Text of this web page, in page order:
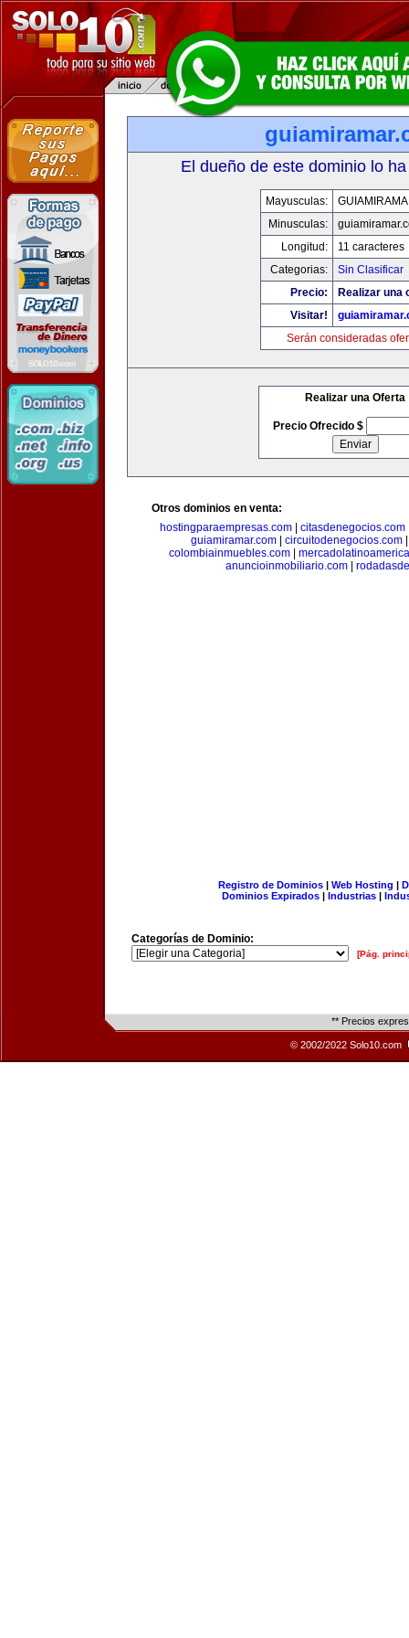
El dueño de este dominio lo
Mayusculas:
Minusculas:
Longitud:
11 caracteres
Categorias:
Sin Clasificar
Precio:
Realizar una
Visitar!
Serán consideradas
Realizar una Oferta
Precio Ofrecido $
Otros dominios en venta:
hostingparaempresas.com| citasdenegocios.com
guiamiramar.com
circuitodenegocios.com
colombiainmuebles.com
anuncioinmobiliario.com
Registro de Dominios| Web Hosting |
Dominios Expirados | Industrias |
Categorías de Dominio:
[Pág.
** Precios
© 2002/2022 Solo10.com